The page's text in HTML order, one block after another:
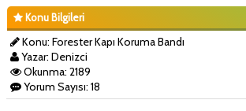
Konu Bilgileri
Konu: Forester Kapı Koruma Bandı
Yazar: Denizci
Okunma: 2189
Yorum Sayısı: 18